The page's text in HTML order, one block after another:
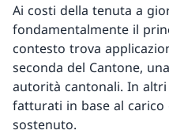
Ai costi della tenuta a
fondamentalmente il
contesto trova
seconda del Cantone,
autorità cantonali. In
fatturati in base al
sostenuto.